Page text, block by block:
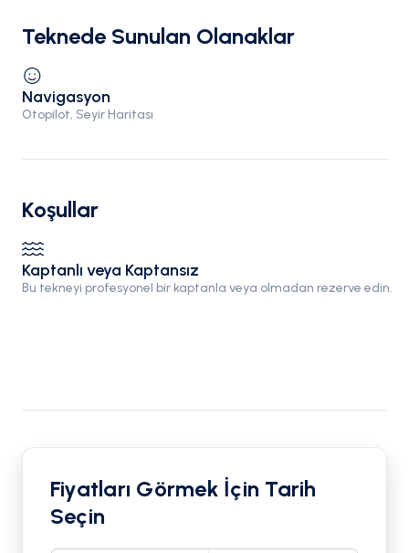
Teknede Sunulan Olanaklar
Navigasyon
Otopilot, Seyir Haritası
Koşullar
Kaptanlı veya Kaptansız
Bu tekneyi profesyonel bir kaptanla veya olmadan rezerve edin.
Fiyatları Görmek İçin Tarih
Seçin